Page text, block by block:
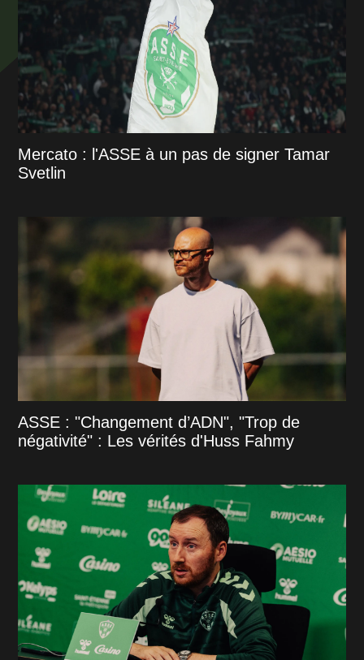
Mercato : l'ASSE à un pas de signer Tamar
Svetlin
ASSE : "Changement d’ADN", "Trop de
négativité" : Les vérités d'Huss Fahmy